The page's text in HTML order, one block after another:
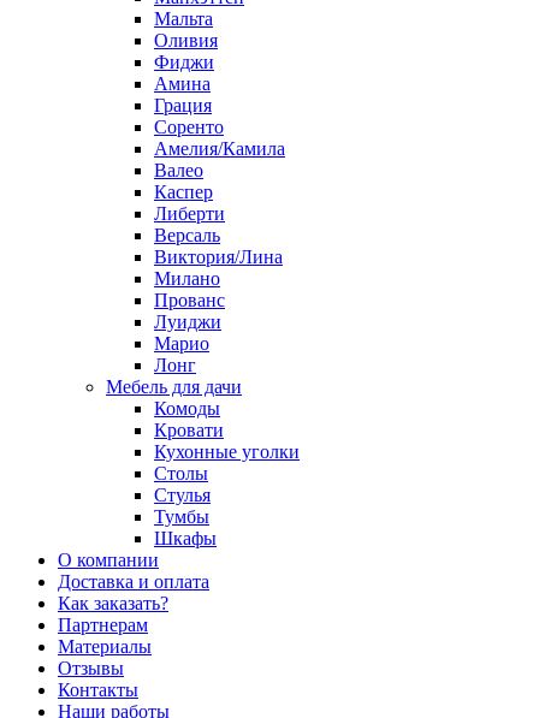
Мальта
Оливия
Фиджи
Амина
Грация
Соренто
Амелия/Камила
Валео
Каспер
Либерти
Версаль
Виктория/Лина
Милано
Прованс
Луиджи
Марио
Лонг
Мебель для дачи
Комоды
Кровати
Кухонные уголки
Столы
Стулья
Тумбы
Шкафы
О компании
Доставка и оплата
Как заказать?
Партнерам
Материалы
Отзывы
Контакты
Наши работы